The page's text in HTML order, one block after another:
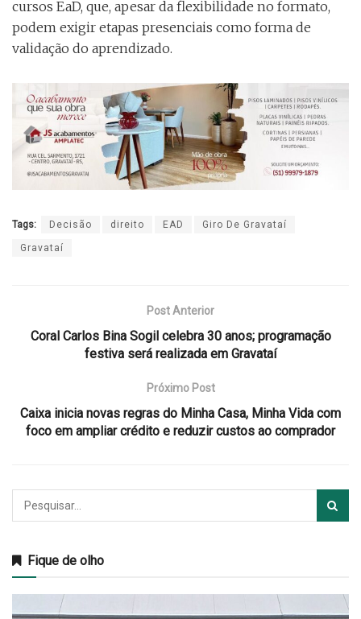
cursos EaD, que, apesar da flexibilidade no formato,
podem exigir etapas presenciais como forma de
validação do aprendizado.
Tags: Decisão direito EAD Giro De Gravataí
Gravataí
Post Anterior
Coral Carlos Bina Sogil celebra 30 anos; programação
festiva será realizada em Gravataí
Próximo Post
Caixa inicia novas regras do Minha Casa, Minha Vida com
foco em ampliar crédito e reduzir custos ao comprador
Fique de olho